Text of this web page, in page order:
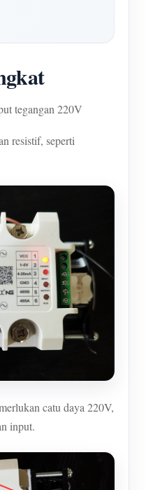
tegangan 220V
resistif, seperti
catu daya 220V,
input.